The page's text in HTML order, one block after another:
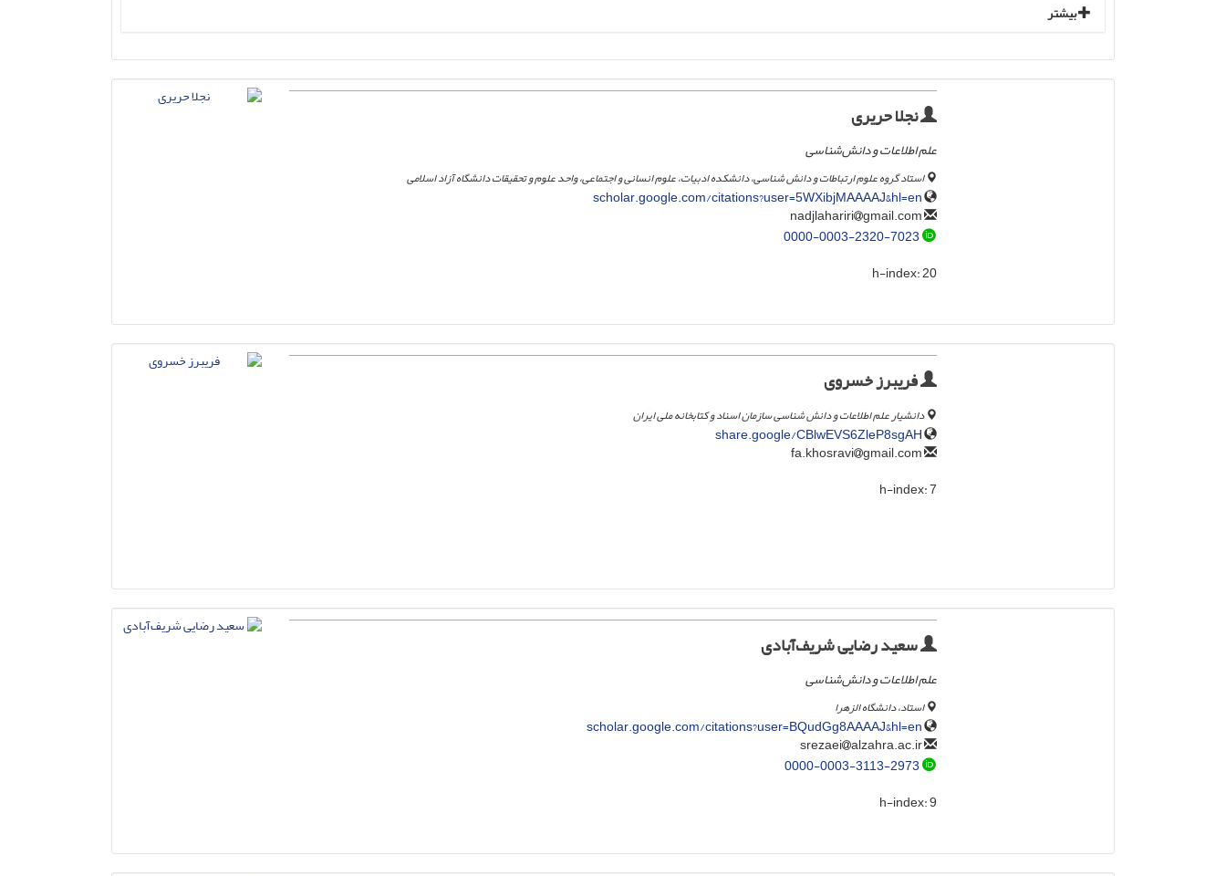
بیشتر
نجلا حریری
‌علم اطلاعات و دانش‌شناسی
استاد گروه علوم ارتباطات و دانش شناسی، دانشکده ادبیات، علوم انسانی و اجتماعی، واحد علوم و تحقیقات دانشگاه آزاد اسلامی
scholar.google.com/citations?user=5WXibjMAAAAJ&hl=en
gmail.com
0000-0003-2320-7023
h-index:20
فریبرز خسروی
دانشیار علم اطلاعات و دانش شناسی سازمان اسناد و کتابخانه ملی ایران
share.google/CBlwEVS6ZleP8sgAH
gmail.com
h-index:7
سعید رضایی شریف‌آبادی
علم اطلاعات و دانش‌شناسی
استاد، دانشگاه الزهرا
scholar.google.com/citations?user=BQudGg8AAAAJ&hl=en
alzahra.ac.ir
0000-0003-3113-2973
h-index:9